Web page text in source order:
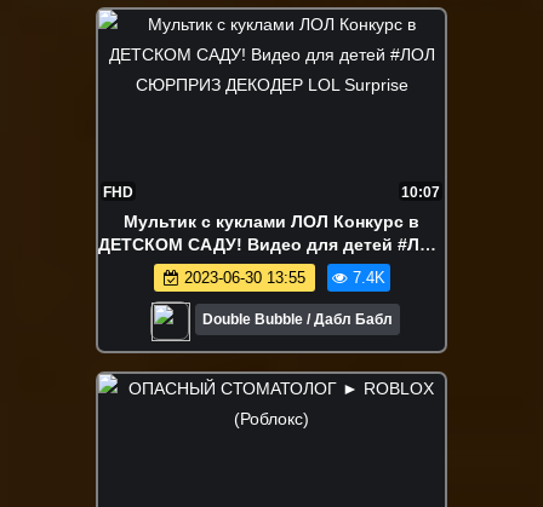
FHD 10:07
Мультик с куклами ЛОЛ Конкурс в
ДЕТСКОМ САДУ! Видео для детей #ЛОЛ
СЮРПРИЗ ДЕКОДЕР LOL Surprise
2023-06-30 13:55 7.4K
Double Bubble / Дабл Бабл